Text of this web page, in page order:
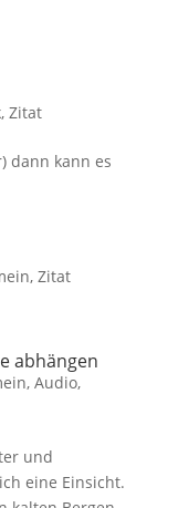
, Zitat
dann kann es
, Zitat
abhängen
, Audio,
und
eine Einsicht.